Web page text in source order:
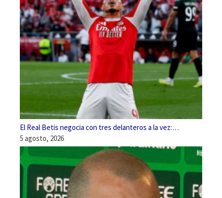
El Real Betis negocia con tres delanteros a la vez:…
5 agosto, 2026